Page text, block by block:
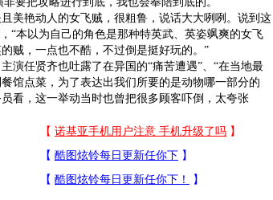
艳动人的女飞贼，很粗鲁，说话大大咧咧。说到这
“本以为自己的角色是那种特英武、英姿飒爽的女飞
贼，一点也不酷，不过倒是挺好玩的。”
任贤齐也吐露了在异国的“痛苦遭遇”、“在当地最
馆点菜，为了表达出我们所要的是动物哪一部分的
看，这一举动当时也曾把很多顾客吓倒，太夸张